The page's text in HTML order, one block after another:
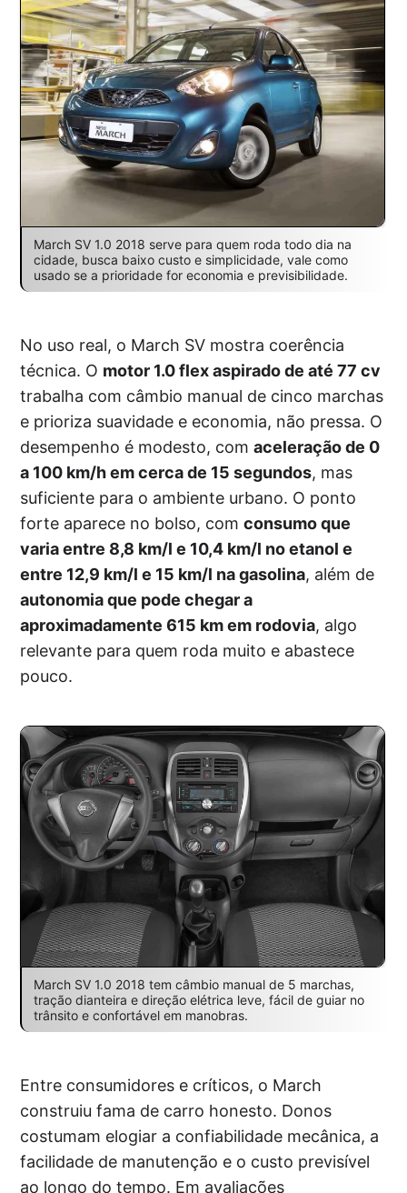
March SV 1.0 2018 serve para quem roda todo dia na
cidade, busca baixo custo e simplicidade, vale como
usado se a prioridade for economia e previsibilidade.
No uso real, o March SV mostra coerência
técnica. O motor 1.0 flex aspirado de até 77 cv
trabalha com câmbio manual de cinco marchas
e prioriza suavidade e economia, não pressa. O
desempenho é modesto, comaceleração de 0
a 100 km/h em cerca de 15 segundos, mas
suficiente para o ambiente urbano. O ponto
forte aparece no bolso, comconsumo que
varia entre 8,8 km/l e 10,4 km/l no etanol e
entre 12,9 km/l e 15 km/l na gasolina, além de
autonomia que pode chegar a
aproximadamente 615 km em rodovia, algo
relevante para quem roda muito e abastece
pouco.
March SV 1.0 2018 tem câmbio manual de 5 marchas,
tração dianteira e direção elétrica leve, fácil de guiar no
trânsito e confortável em manobras.
Entre consumidores e críticos, o March
construiu fama de carro honesto. Donos
costumam elogiar a confiabilidade mecânica, a
facilidade de manutenção e o custo previsível
ao longo do tempo. Em avaliações